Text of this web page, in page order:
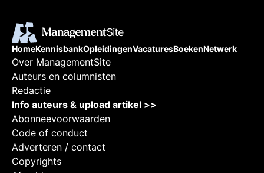
HomeKennisbankOpleidingenVacaturesBoekenNetwerk
Over ManagementSite
Auteurs en columnisten
Redactie
Info auteurs & upload artikel >>
Abonneevoorwaarden
Code of conduct
Adverteren / contact
Copyrights